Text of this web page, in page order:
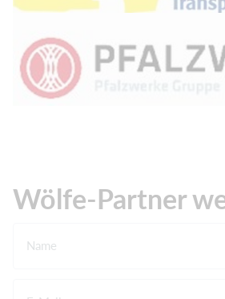
Wölfe-Partner
Name